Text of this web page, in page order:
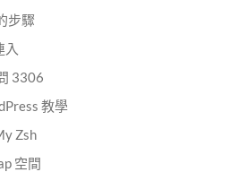
步驟
入
3306
教學
Zsh
空間